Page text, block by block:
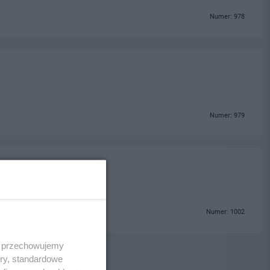
Numer: 978
Numer: 979
Numer: 1002
standardowe